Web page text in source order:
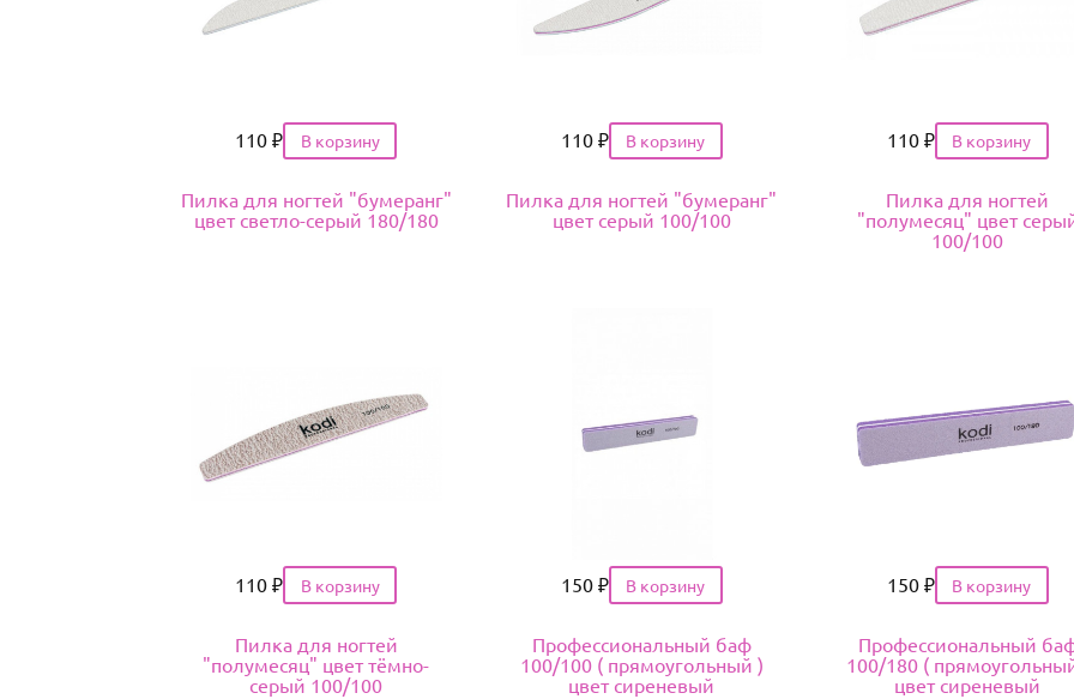
Цена
110 ₽
Пилка для ногтей "бумеранг"
цвет светло-серый 180/180
Цена
110 ₽
Пилка для ногтей "бумеранг"
цвет серый 100/100
Цена
110 ₽
Пилка для ногтей
"полумесяц" цвет
100/100
Цена
110 ₽
Пилка для ногтей
"полумесяц" цвет тёмно-
серый 100/100
Цена
150 ₽
Профессиональный баф
100/100 ( прямоугольный )
цвет сиреневый
Цена
150 ₽
Профессиональный
100/180 (
цвет сиреневый